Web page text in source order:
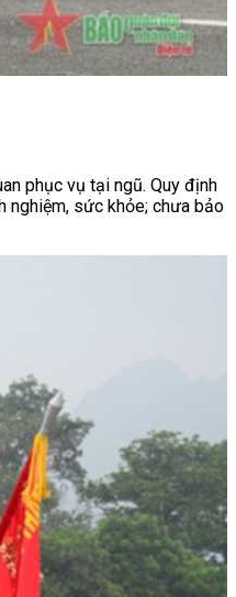
phục vụ tại ngũ. Quy định
nghiệm, sức khỏe; chưa bảo